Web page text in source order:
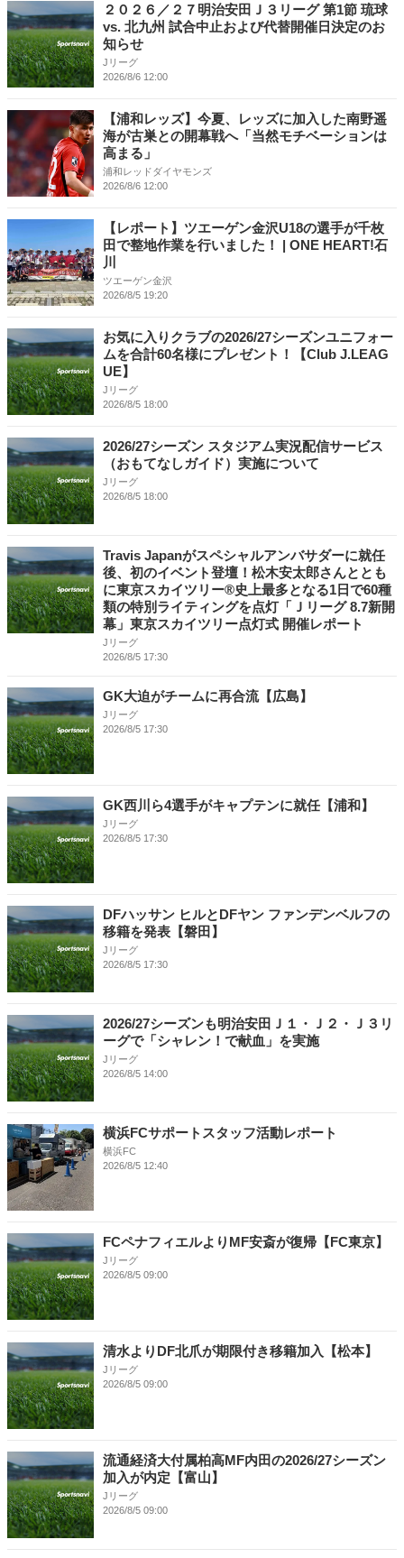
２０２６／２７明治安田Ｊ３リーグ 第1節 琉球
vs. 北九州 試合中止および代替開催日決定のお
知らせ
Jリーグ
2026/8/6 12:00
【浦和レッズ】今夏、レッズに加入した南野遥
海が古巣との開幕戦へ「当然モチベーションは
高まる」
浦和レッドダイヤモンズ
2026/8/6 12:00
【レポート】ツエーゲン金沢U18の選手が千枚
田で整地作業を行いました！ | ONE HEART!石
川
ツエーゲン金沢
2026/8/5 19:20
お気に入りクラブの2026/27シーズンユニフォー
ムを合計60名様にプレゼント！【Club J.LEAG
UE】
Jリーグ
2026/8/5 18:00
2026/27シーズン スタジアム実況配信サービス
（おもてなしガイド）実施について
Jリーグ
2026/8/5 18:00
Travis Japanがスペシャルアンバサダーに就任
後、初のイベント登壇！松木安太郎さんととも
に東京スカイツリー®史上最多となる1日で60種
類の特別ライティングを点灯「Ｊリーグ 8.7新開
幕」東京スカイツリー点灯式 開催レポート
Jリーグ
2026/8/5 17:30
GK大迫がチームに再合流【広島】
Jリーグ
2026/8/5 17:30
GK西川ら4選手がキャプテンに就任【浦和】
Jリーグ
2026/8/5 17:30
DFハッサン ヒルとDFヤン ファンデンベルフの
移籍を発表【磐田】
Jリーグ
2026/8/5 17:30
2026/27シーズンも明治安田Ｊ１・Ｊ２・Ｊ３リ
ーグで「シャレン！で献血」を実施
Jリーグ
2026/8/5 14:00
横浜FCサポートスタッフ活動レポート
横浜FC
2026/8/5 12:40
FCペナフィエルよりMF安斎が復帰【FC東京】
Jリーグ
2026/8/5 09:00
清水よりDF北爪が期限付き移籍加入【松本】
Jリーグ
2026/8/5 09:00
流通経済大付属柏高MF内田の2026/27シーズン
加入が内定【富山】
Jリーグ
2026/8/5 09:00